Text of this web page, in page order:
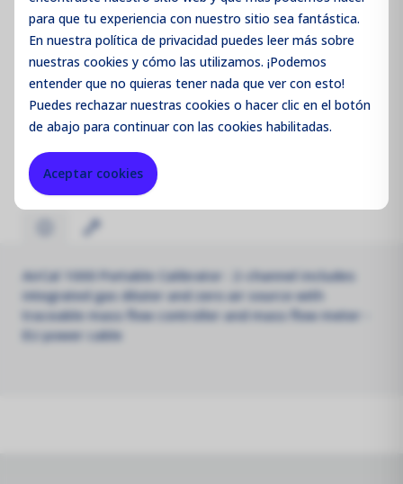
para que tu experiencia con nuestro sitio sea fantástica.
En nuestra política de privacidad puedes leer más sobre
nuestras cookies y cómo las utilizamos. ¡Podemos
entender que no quieras tener nada que ver con esto!
Puedes rechazarnuestras cookies o hacer clic en el botón
de abajo para continuar con las cookies habilitadas.
Aceptar cookies
Código de producto: AQMR101EU
Merk:
AirCal 1000 Portable Calibrator : 2-channel includes
integrated gas diluter and zero air source with
traceable mass flow controller and mass flow meter -
EU power cable